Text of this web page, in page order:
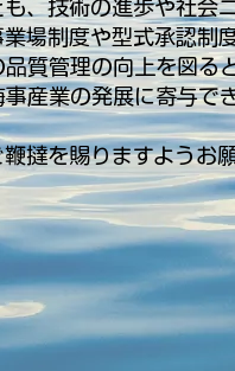
、技術の進歩や社会
場制度や型式承認制
質管理の向上を図る
産業の発展に寄与で
撻を賜りますようお